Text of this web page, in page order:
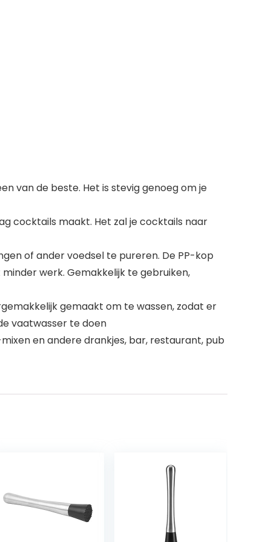
van de beste. Het is stevig genoeg om je
cocktails maakt. Het zal je cocktails naar
of ander voedsel te pureren. De PP-kop
werk. Gemakkelijk te gebruiken,
gemaakt om te wassen, zodat er
vaatwasser te doen
en andere drankjes, bar, restaurant, pub